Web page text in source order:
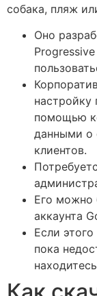
собака, пляж
Оно
настройку
помощью
данными о
клиентов.
Его можно
аккаунта
Если
пока